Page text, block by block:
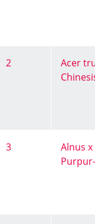
2
Acer
3
Alnus